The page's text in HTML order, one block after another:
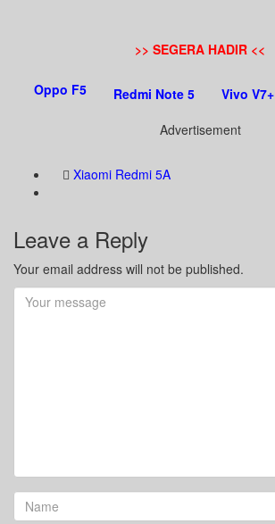
>> SEGERA HADIR <<
Oppo F5 Redmi Note 5 Vivo V7+
Advertisement
Xiaomi Redmi 5A
Leave a Reply
Your email address will not be published.